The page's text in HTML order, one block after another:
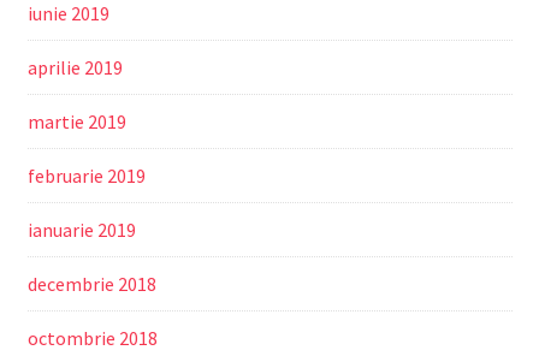
iunie 2019
aprilie 2019
martie 2019
februarie 2019
ianuarie 2019
decembrie 2018
octombrie 2018